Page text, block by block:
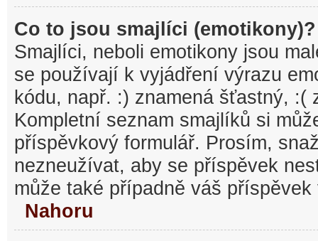
Co to jsou smajlíci (emotikony)?
Smajlíci, neboli emotikony jsou
se používají k vyjádření výrazu
kódu, např. :) znamená šťastný, :(
Kompletní seznam smajlíků si
příspěvkový formulář. Prosím,
nezneužívat, aby se příspěvek
může také případně váš
Nahoru